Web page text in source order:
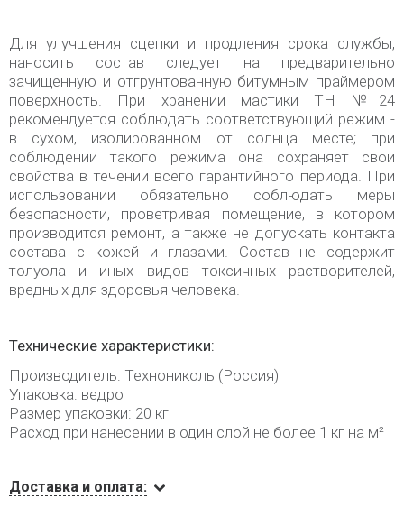
Для улучшения сцепки и продления срока службы,
наносить состав следует на предварительно
зачищенную и отгрунтованную битумным праймером
поверхность. При хранении мастики ТН №24
рекомендуется соблюдать соответствующий режим -
в сухом, изолированном от солнца месте; при
соблюдении такого режима она сохраняет свои
свойства в течении всего гарантийного периода. При
использовании обязательно соблюдать меры
безопасности, проветривая помещение, в котором
производится ремонт, а также не допускать контакта
состава с кожей и глазами. Состав не содержит
толуола и иных видов токсичных растворителей,
вредных для здоровья человека.
Технические характеристики:
Производитель: Технониколь (Россия)
Упаковка: ведро
Размер упаковки: 20 кг
Расход при нанесении в один слой не более 1 кг на м²
Доставка и оплата: